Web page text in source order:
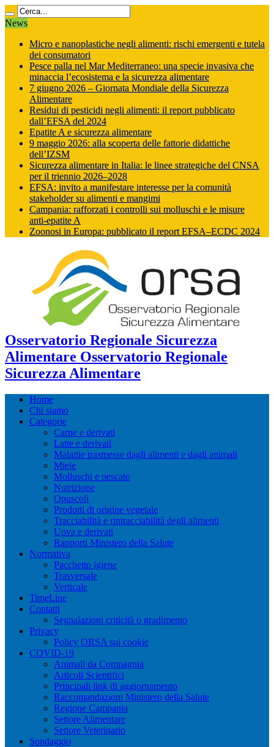
News
Micro e nanoplastiche negli alimenti: rischi emergenti e tutela
dei consumatori
Pesce palla nel Mar Mediterraneo: una specie invasiva che
minaccia l’ecosistema e la sicurezza alimentare
7 giugno 2026 – Giornata Mondiale della Sicurezza
Alimentare
Residui di pesticidi negli alimenti: il report pubblicato
dall’EFSA del 2024
Epatite A e sicurezza alimentare
9 maggio 2026: alla scoperta delle fattorie didattiche
dell’IZSM
Sicurezza alimentare in Italia: le linee strategiche del CNSA
per il triennio 2026–2028
EFSA: invito a manifestare interesse per la comunità
stakeholder su alimenti e mangimi
Campania: rafforzati i controlli sui molluschi e le misure
anti‑epatite A
Zoonosi in Europa: pubblicato il report EFSA–ECDC 2024
Osservatorio Regionale Sicurezza
Alimentare Osservatorio Regionale
Sicurezza Alimentare
Home
Chi siamo
Categorie
Carne e derivati
Latte e derivati
Malattie trasmesse dagli alimenti e dagli animali
Miele
Molluschi e pescato
Nutrizione
Opuscoli
Prodotti di origine vegetale
Tracciabilità e rintracciabilità degli alimenti
Uova e derivati
Rapporti Ministero della Salute
Normativa
Pacchetto igiene
Trasversale
Verticale
TimeLine
Contatti
Segnalazioni criticità o gradimento
Privacy
Policy ORSA sui cookie
COVID-19
Animali da Compagnia
Articoli Scientifici
Principali link di aggiornamento
Raccomandazioni Ministero della Salute
Regione Campania
Settore Alimentare
Settore Veterinario
Sondaggio